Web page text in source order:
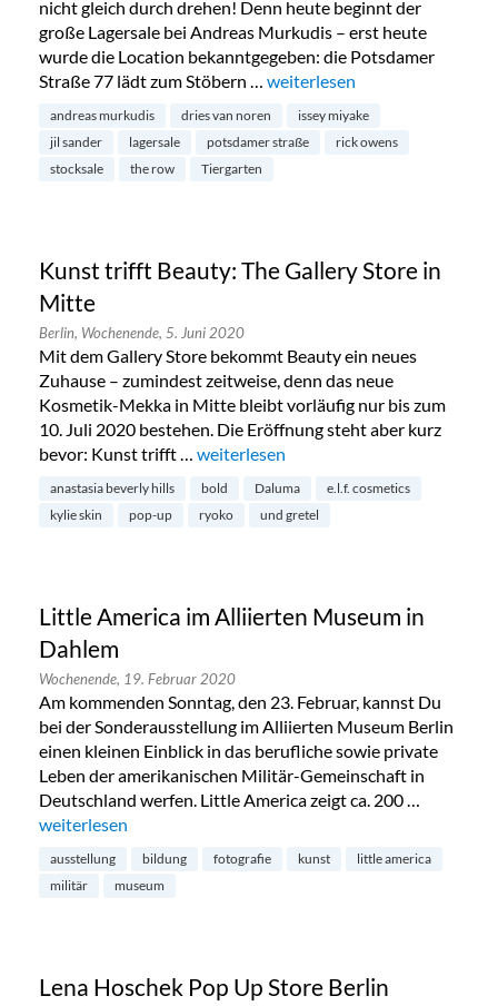
nicht gleich durch drehen! Denn heute beginnt der
große Lagersale bei Andreas Murkudis – erst heute
wurde die Location bekanntgegeben: die Potsdamer
Straße 77 lädt zum Stöbern … „Endlich: Stocksale bei
weiterlesen
andreas murkudis dries van noren
issey miyake
jil sander
lagersale potsdamer straße
rick owens
stocksale
the row Tiergarten
Kunst trifft Beauty: The Gallery Store in
Mitte
Berlin, Wochenende, 5. Juni 2020
Mit dem Gallery Store bekommt Beauty ein neues
Zuhause – zumindest zeitweise, denn das neue
Kosmetik-Mekka in Mitte bleibt vorläufig nur bis zum
10. Juli 2020 bestehen. Die Eröffnung steht aber kurz
bevor: Kunst trifft … „Kunst trifft Beauty: The Gallery Store
weiterlesen
anastasia beverly hills bold Daluma
e.l.f. cosmetics
kylie skin
pop-up ryoko und gretel
Little America im Alliierten Museum in
Dahlem
Wochenende, 19. Februar 2020
Am kommenden Sonntag, den 23. Februar, kannst Du
bei der Sonderausstellung im Alliierten Museum Berlin
einen kleinen Einblick in das berufliche sowie private
Leben der amerikanischen Militär-Gemeinschaft in
Deutschland werfen. Little America zeigt ca. 200 …
„Little America im Alliierten Museum in Dahlem“
weiterlesen
ausstellung bildung fotografie kunst
little america
militär
museum
Lena Hoschek Pop Up Store Berlin